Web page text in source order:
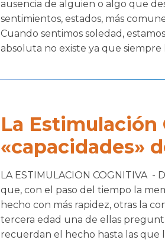
ausencia de alguien o algo que
sentimientos, estados, más
Cuando sentimos soledad,
absoluta no existe ya que siempre
La Estimulación
«capacidades»
LA ESTIMULACION COGNITIVA -
que, con el paso del tiempo la
hecho con más rapidez, otras la
tercera edad una de ellas pregunta
recuerdan el hecho hasta las que